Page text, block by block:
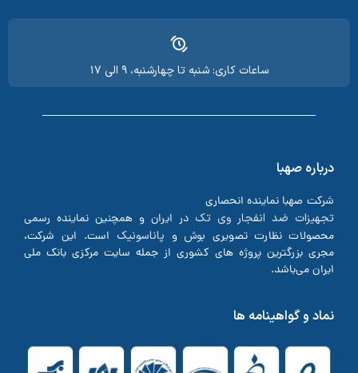
ساعات کاری: شنبه تا چهارشنبه، ۹ الی ۱۷
درباره صهبا
شرکت صهبا نماینده انحصاری
تجهیزات ضد انفجار وی تک در ایران و همچنین نماینده رسمی
محصولات نظارت تصویری بوش و پاناسونیک است. این شرکت،
مجری بزرگترین پروژه های کشوری از جمله سایت مرکزی بانک ملی
ایران می‌باشد.
نماد و گواهینامه ها